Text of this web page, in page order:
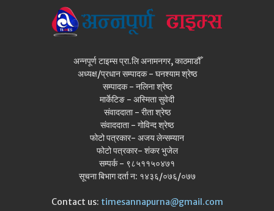
अन्नपूर्ण टाइम्स प्रा.लि अनामनगर, काठमाडौँ
अध्यक्ष/प्रधान सम्पादक - घनश्याम श्रेष्ठ
सम्पादक - नलिना श्रेष्ठ
मार्केटिङ - अस्मिता सुवेदी
संवाददाता - रीता श्रेष्ठ
संवाददाता - गोविन्द श्रेष्ठ
फोटो पत्रकार- अजय लेन्सम्यान
फोटो पत्रकार- शंकर भुजेल
सम्पर्क - ९८५११५०४७१
सूचना बिभाग दर्ता न: १४३६/०७६/०७७
Contact us: timesannapurna@gmail.com